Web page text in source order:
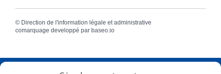
© Direction de l'information légale et administrative
comarquage developpé par baseo.io